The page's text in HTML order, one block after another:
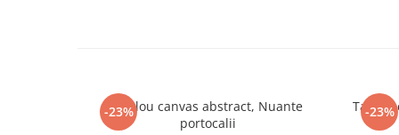
-23%
Tablou canvas abstract, Nuante
portocalii
-23%
Tablou